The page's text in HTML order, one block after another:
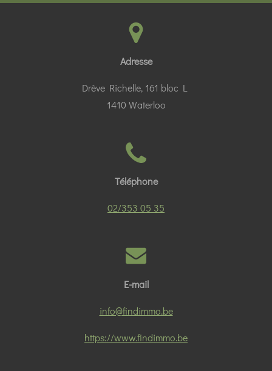
Adresse
Drève Richelle, 161 bloc L
1410 Waterloo
Téléphone
02/353 05 35
E-mail
info@findimmo.be
https://www.findimmo.be